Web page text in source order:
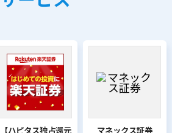
【ハピタス独占還元
マネックス証券